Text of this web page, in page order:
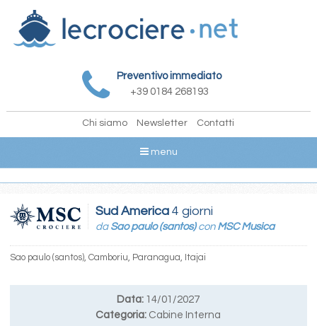
Preventivo immediato
+39 0184 268193
Chi siamo Newsletter Contatti
menu
Sud America4 giorni
da Sao paulo (santos)con MSC Musica
Sao paulo (santos), Camboriu, Paranagua, Itajai
Data: 14/01/2027
Categoria: Cabine Interna